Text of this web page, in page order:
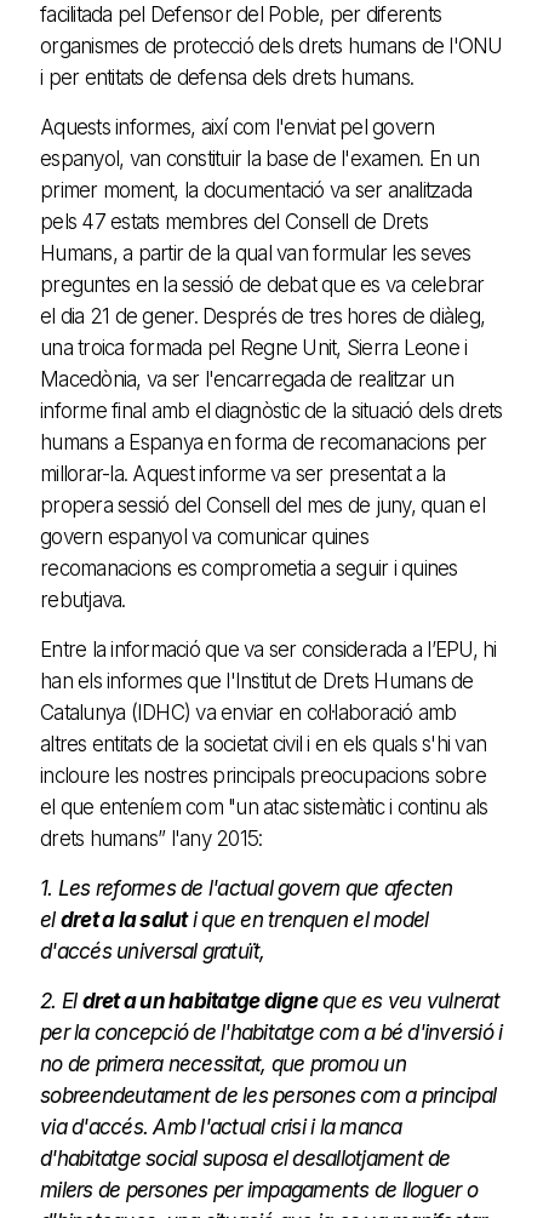
facilitada pel Defensor del Poble, per diferents
organismes de protecció dels drets humans de l'ONU
i per entitats de defensa dels drets humans.
Aquests informes, així com l'enviat pel govern
espanyol, van constituir la base de l'examen. En un
primer moment, la documentació va ser analitzada
pels 47 estats membres del Consell de Drets
Humans, a partir de la qual van formular les seves
preguntes en la sessió de debat que es va celebrar
el dia 21 de gener. Després de tres hores de diàleg,
una troica formada pel Regne Unit, Sierra Leone i
Macedònia, va ser l'encarregada de realitzar un
informe final amb el diagnòstic de la situació dels drets
humans a Espanya en forma de recomanacions per
millorar-la. Aquest informe va ser presentat a la
propera sessió del Consell del mes de juny, quan el
govern espanyol va comunicar quines
recomanacions es comprometia a seguir i quines
rebutjava.
Entre la informació que va ser considerada a l’EPU, hi
han els informes que l'Institut de Drets Humans de
Catalunya (IDHC) va enviar en col·laboració amb
altres entitats de la societat civil i en els quals s'hi van
incloure les nostres principals preocupacions sobre
el que enteníem com "un atac sistemàtic i continu als
drets humans” l'any 2015:
1. Les reformes de l'actual govern que afecten
el dret a la saluti que en trenquen el model
d'accés universal gratuït,
2. El dret a un habitatge digneque es veu vulnerat
per la concepció de l'habitatge com a bé d'inversió i
no de primera necessitat, que promou un
sobreendeutament de les persones com a principal
via d'accés. Amb l'actual crisi i la manca
d'habitatge social suposa el desallotjament de
milers de persones per impagaments de lloguer o